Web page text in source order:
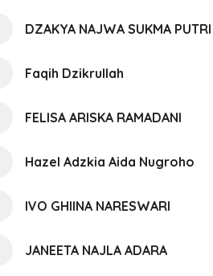
DZAKYA NAJWA SUKMA PUTRI
Faqih Dzikrullah
FELISA ARISKA RAMADANI
Hazel Adzkia Aida Nugroho
IVO GHIINA NARESWARI
JANEETA NAJLA ADARA